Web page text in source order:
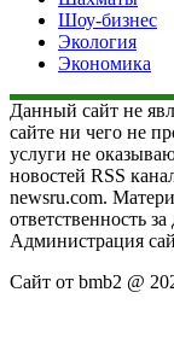
Шоу-бизнес
Экология
Экономика
Данный сайт не
сайте ни чего не
услуги не
новостей RSS
newsru.com.
ответственность
Администрация
Сайт от bmb2 @